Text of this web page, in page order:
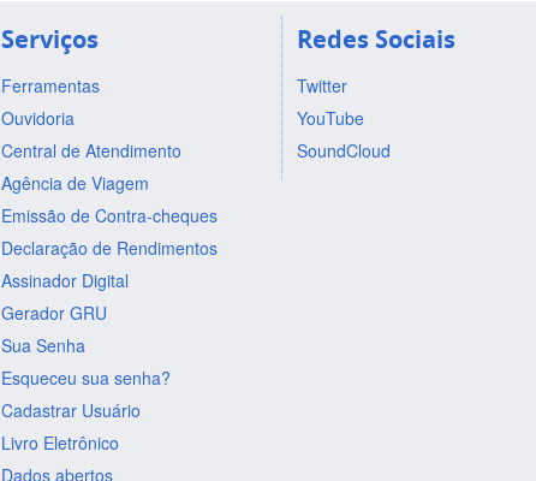
Serviços
Ferramentas
Ouvidoria
Central de Atendimento
Agência de Viagem
Emissão de Contra-cheques
Declaração de Rendimentos
Assinador Digital
Gerador GRU
Sua Senha
Esqueceu sua senha?
Cadastrar Usuário
Livro Eletrônico
Dados abertos
Redes Sociais
Twitter
YouTube
SoundCloud